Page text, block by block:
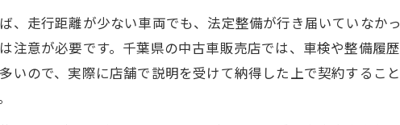
中古車販売店を見極める方法
備履歴や修復歴の確認が重要
の特徴とおすすめポイント
時に保証内容も要チェック
、走行距離が少ない車両でも、法定整備が行き届いていなか
注意が必要です。千葉県の中古車販売店では、車検や整備履
いので、実際に店舗で説明を受けて納得した上で契約するこ